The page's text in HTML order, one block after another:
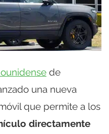
de
una nueva
que permite a los
directamente